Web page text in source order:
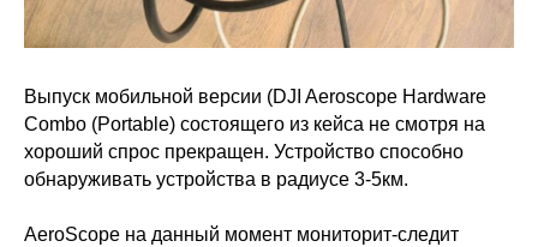
Выпуск мобильной версии (DJI Aeroscope Hardware
Combo (Portable) состоящего из кейса не смотря на
хороший спрос прекращен. Устройство способно
обнаруживать устройства в радиусе 3-5км.
AeroScope на данный момент мониторит-следит